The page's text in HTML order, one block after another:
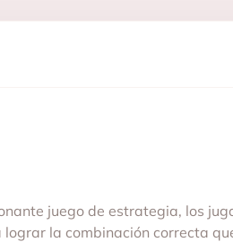
juego de estrategia, los
la combinación correcta